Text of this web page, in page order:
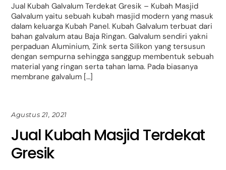
Jual Kubah Galvalum Terdekat Gresik – Kubah Masjid
Galvalum yaitu sebuah kubah masjid modern yang masuk
dalam keluarga Kubah Panel. Kubah Galvalum terbuat dari
bahan galvalum atau Baja Ringan. Galvalum sendiri yakni
perpaduan Aluminium, Zink serta Silikon yang tersusun
dengan sempurna sehingga sanggup membentuk sebuah
material yang ringan serta tahan lama. Pada biasanya
membrane galvalum […]
Agustus 21, 2021
Jual Kubah Masjid Terdekat
Gresik